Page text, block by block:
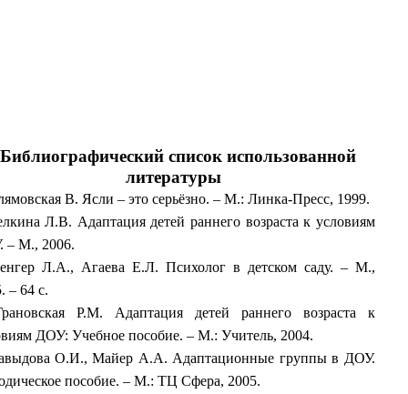
Библиографический список использованной
литературы
В. Ясли – это серьёзно. – М.: Линка-Пресс, 1999.
Л.В. Адаптация детей раннего возраста к условиям
– М., 2006.
Л.А., Агаева Е.Л. Психолог в детском саду. – М.,
– 64 с.
Р.М. Адаптация детей раннего возраста к
ДОУ: Учебное пособие. – М.: Учитель, 2004.
О.И., Майер А.А. Адаптационные группы в ДОУ.
пособие. – М.: ТЦ Сфера, 2005.